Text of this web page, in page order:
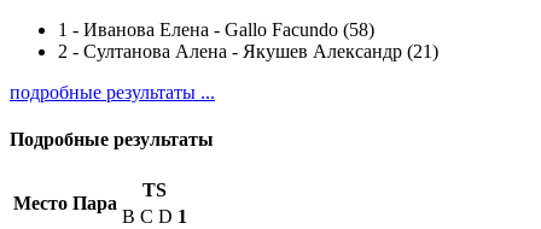
1 - Иванова Елена - Gallo Facundo (58)
2 - Султанова Алена - Якушев Александр (21)
подробные результаты ...
Подробные результаты
Место Пара
TS
B C D 1